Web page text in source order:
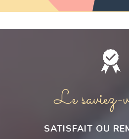
Le saviez-
SATISFAIT OU